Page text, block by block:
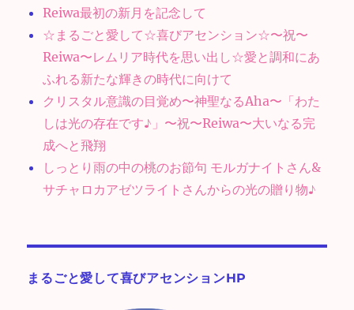
Reiwa最初の新月を記念して
☆まるごと愛して☆喜びアセンション☆〜祝〜
Reiwa〜レムリア時代を思い出し☆愛と調和にあ
ふれる新たな輝きの時代に向けて
クリスタル意識の目覚め〜神聖なるAha〜「わた
しは光の存在です♪」〜祝〜Reiwa〜大いなる完
成へと飛翔
しっとり雨の中の桃のお節句 モルガナイトさん&
サチャロカアゼツライトさんからの光の贈り物♪
まるごと愛して喜びアセンションHP